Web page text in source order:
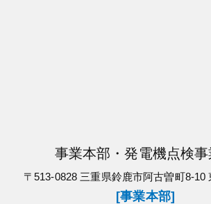
事業本部・発電機点検事
〒513-0828 三重県鈴鹿市阿古曽町8-10
[事業本部]